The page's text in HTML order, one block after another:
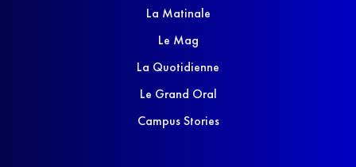
La Matinale
Le Mag
La Quotidienne
Le Grand Oral
Campus Stories